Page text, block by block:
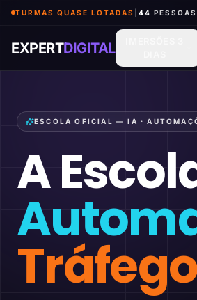
TURMAS QUASE LOTADAS 44
EXPERTDIGITAL
ESCOLA OFICIAL — IA ·
A